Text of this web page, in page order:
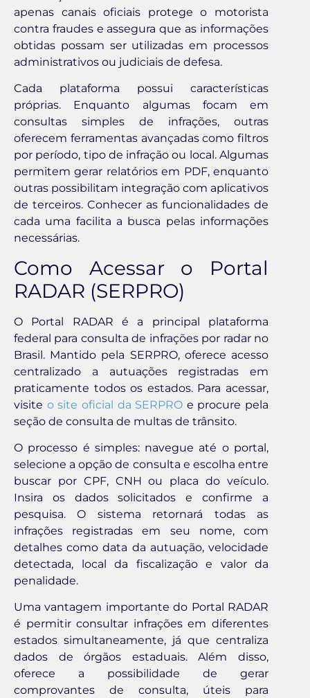
apenas canais oficiais protege o motorista
contra fraudes e assegura que as informações
obtidas possam ser utilizadas em processos
administrativos ou judiciais de defesa.
Cada plataforma possui características
próprias. Enquanto algumas focam em
consultas simples de infrações, outras
oferecem ferramentas avançadas como filtros
por período, tipo de infração ou local. Algumas
permitem gerar relatórios em PDF, enquanto
outras possibilitam integração com aplicativos
de terceiros. Conhecer as funcionalidades de
cada uma facilita a busca pelas informações
necessárias.
Como Acessar o Portal
RADAR (SERPRO)
O Portal RADAR é a principal plataforma
federal para consulta de infrações por radar no
Brasil. Mantido pela SERPRO, oferece acesso
centralizado a autuações registradas em
praticamente todos os estados. Para acessar,
visite o site oficial da SERPRO e procure pela
seção de consulta de multas de trânsito.
O processo é simples: navegue até o portal,
selecione a opção de consulta e escolha entre
buscar por CPF, CNH ou placa do veículo.
Insira os dados solicitados e confirme a
pesquisa. O sistema retornará todas as
infrações registradas em seu nome, com
detalhes como data da autuação, velocidade
detectada, local da fiscalização e valor da
penalidade.
Uma vantagem importante do Portal RADAR
é permitir consultar infrações em diferentes
estados simultaneamente, já que centraliza
dados de órgãos estaduais. Além disso,
oferece a possibilidade de gerar
comprovantes de consulta, úteis para